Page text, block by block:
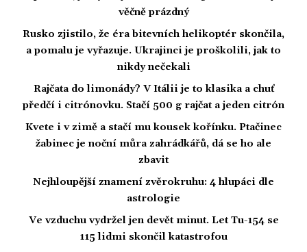
věčně prázdný
Rusko zjistilo, že éra bitevních helikoptér skončila,
a pomalu je vyřazuje. Ukrajinci je proškolili, jak to
nikdy nečekali
Rajčata do limonády? V Itálii je to klasika a chuť
předčí i citrónovku. Stačí 500 g rajčat a jeden citrón
Kvete i v zimě a stačí mu kousek kořínku. Ptačinec
žabinec je noční můra zahrádkářů, dá se ho ale
zbavit
Nejhloupější znamení zvěrokruhu: 4 hlupáci dle
astrologie
Ve vzduchu vydržel jen devět minut. Let Tu-154 se
115 lidmi skončil katastrofou